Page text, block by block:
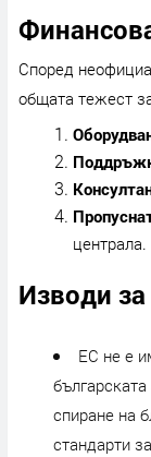
Според
общата тежест
централа.
Изводи
ЕС не е
спиране на
стандарти